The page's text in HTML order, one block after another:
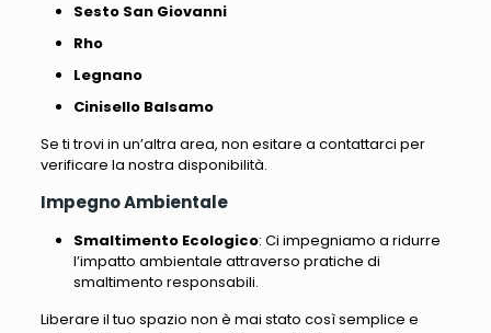
Sesto San Giovanni
Rho
Legnano
Cinisello Balsamo
Se ti trovi in un’altra area, non esitare a contattarci per
verificare la nostra disponibilità.
Impegno Ambientale
Smaltimento Ecologico: Ci impegniamo a ridurre
l’impatto ambientale attraverso pratiche di
smaltimento responsabili.
Liberare il tuo spazio non è mai stato così semplice e